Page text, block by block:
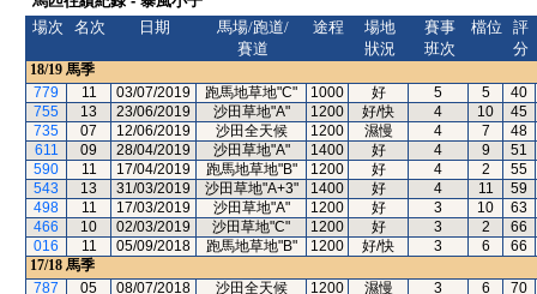
場次
名次 日期
馬場/跑道/
賽道
途程
場地
狀況
賽事
班次
檔位
評
分
18/19 馬季
779
11 03/07/2019 跑馬地草地"C" 1000 好 5 5
40
755
13 23/06/2019 沙田草地"A" 1200 好/快 4 10
45
735
07 12/06/2019 沙田全天候 1200 濕慢 4 7
48
611
09 28/04/2019 沙田草地"A" 1400 好 4 9
51
590
11 17/04/2019 跑馬地草地"B" 1200 好 4 2
55
543
13 31/03/2019 沙田草地"A+3" 1400 好 4 11
59
498
11 17/03/2019 沙田草地"A" 1200 好 3 10
63
466
10 02/03/2019 沙田草地"C" 1200 好 3 2
66
016
11 05/09/2018 跑馬地草地"B" 1200 好/快 3 6
66
17/18 馬季
787
05 08/07/2018 沙田全天候 1200 濕慢 3 6
70